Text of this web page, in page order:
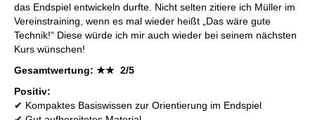
das Endspiel entwickeln durfte. Nicht selten zitiere ich Müller im
Vereinstraining, wenn es mal wieder heißt „Das wäre gute
Technik!“ Diese würde ich mir auch wieder bei seinem nächsten
Kurs wünschen!
Gesamtwertung: ★★ 2/5
Positiv:
✔ Kompaktes Basiswissen zur Orientierung im Endspiel